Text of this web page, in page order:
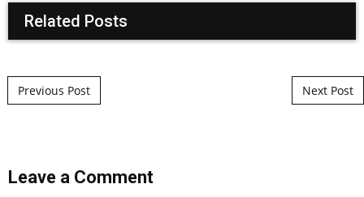
Related Posts
Post navigation
Previous Post Next Post
Leave a Comment